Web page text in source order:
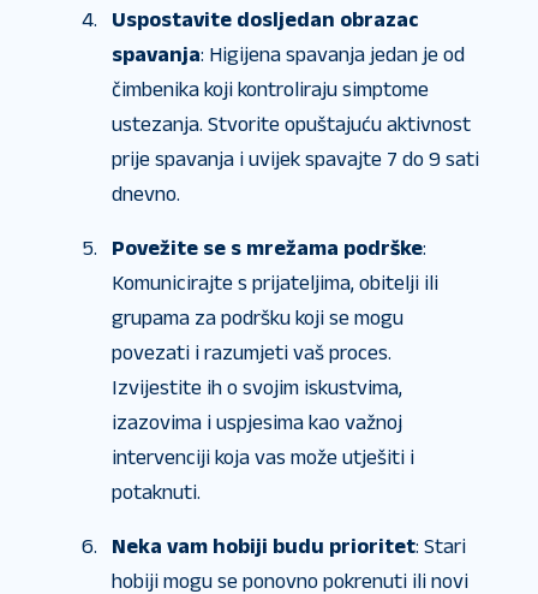
Uspostavite dosljedan obrazac
spavanja: Higijena spavanja jedan je od
čimbenika koji kontroliraju simptome
ustezanja. Stvorite opuštajuću aktivnost
prije spavanja i uvijek spavajte 7 do 9 sati
dnevno.
Povežite se s mrežama podrške:
Komunicirajte s prijateljima, obitelji ili
grupama za podršku koji se mogu
povezati i razumjeti vaš proces.
Izvijestite ih o svojim iskustvima,
izazovima i uspjesima kao važnoj
intervenciji koja vas može utješiti i
potaknuti.
Neka vam hobiji budu prioritet: Stari
hobiji mogu se ponovno pokrenuti ili novi